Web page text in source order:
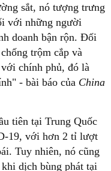
sắt, nó tượng trưng
với những người
doanh bận rộn. Đối
trộm cắp và
chính phủ, đó là
- bài báo của China
tiên tại Trung Quốc
19, với hơn 2 tỉ lượt
Tuy nhiên, nó cũng
dịch bùng phát tại